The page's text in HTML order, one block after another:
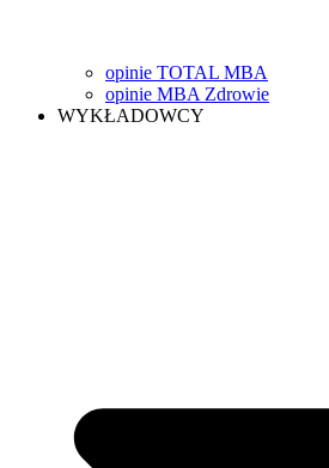
opinie TOTAL MBA
opinie MBA Zdrowie
WYKŁADOWCY